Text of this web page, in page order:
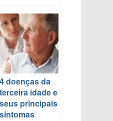
4 doenças da
terceira idade e
seus principais
sintomas